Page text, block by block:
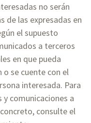
no serán
de las expresadas en
el supuesto
a terceros
en que pueda
o se cuente con el
interesada. Para
comunicaciones a
consulte el